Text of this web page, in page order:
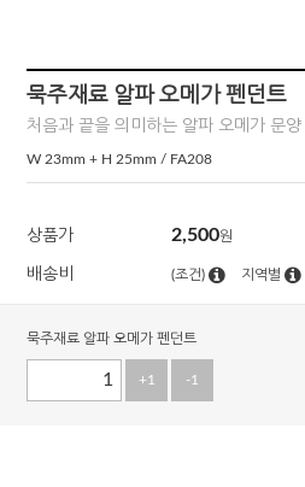
묵주재료 알파 오메가 펜던트
처음과 끝을 의미하는 알파 오메가 문양
W 23mm + H 25mm / FA208
상품가 2,500원
배송비 (조건) 지역별
묵주재료 알파 오메가 펜던트
+1 -1